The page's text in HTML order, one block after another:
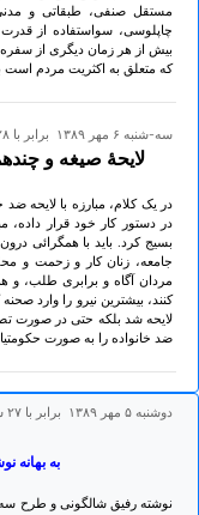
مستقل صنفی، طبقاتی و مدنی
چاپلوسی، سواستفاده از
بیش از هر زمان دیگری از سفره
که متعلق به اکثریت مردم است
سه-شنبه ۶ مهر ۱۳۸۹ برابر با ۲۸ سپتامبر ۲۰۱۰
لایحۀ صیغه و
در یک کلام، مبارزه با لایحه
در دستور کار خود قرار داده،
بسیج کرد. باید با همگرائی
جامعه، زنان کار و زحمت و
مردان آگاه و برابری طلب، و
کنند، بیشترین نیرو را وارد
لایحه شد بلکه حتی در صورت
ضد خانواده را به صورت
دوشنبه ۵ مهر ۱۳۸۹ برابر با ۲۷ سپتامبر ۲۰۱۰
به بهانه
نوشته رفیق شالگونی و طرح سه